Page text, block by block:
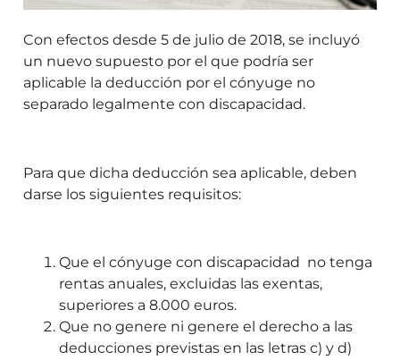
Con efectos desde 5 de julio de 2018, se incluyó
un nuevo supuesto por el que podría ser
aplicable la deducción por el cónyuge no
separado legalmente con discapacidad.
Para que dicha deducción sea aplicable, deben
darse los siguientes requisitos:
Que el cónyuge con discapacidad no tenga
rentas anuales, excluidas las exentas,
superiores a 8.000 euros.
Que no genere ni genere el derecho a las
deducciones previstas en las letras c) y d)